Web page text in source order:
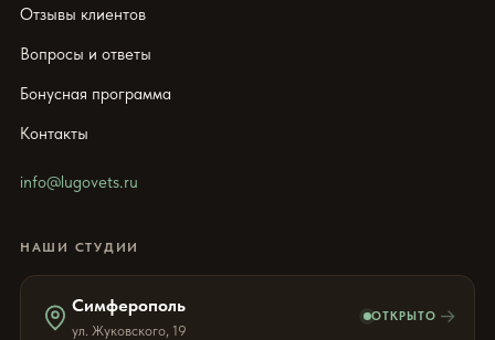
Отзывы клиентов
Вопросы и ответы
Бонусная программа
Контакты
info@lugovets.ru
НАШИ СТУДИИ
Симферополь
ул. Жуковского, 19
ОТКРЫТО →